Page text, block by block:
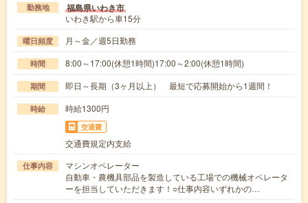
勤務地 福島県いわき市
いわき駅から車15分
曜日頻度 月～金／週5日勤務
時間 8:00～17:00(休憩1時間)17:00～2:00(休憩1時間)
期間 即日～長期（3ヶ月以上） 最短で応募開始から1週間！
時給 時給1300円
交通費
交通費規定内支給
仕事内容
マシンオペレーター
自動車・農機具部品を製造している工場での機械オペレータ
ーを担当していただきます！○仕事内容いずれかの…